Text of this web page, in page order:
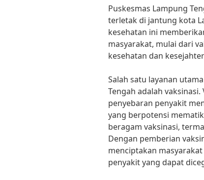
Puskesmas Lampung
terletak di jantung kota
kesehatan ini
masyarakat, mulai dari
kesehatan dan
Salah satu layanan
Tengah adalah
penyebaran penyakit
yang berpotensi
beragam vaksinasi,
Dengan pemberian
menciptakan
penyakit yang dapat